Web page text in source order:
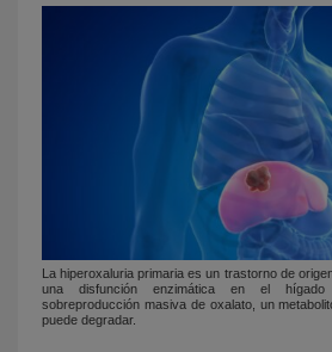
La hiperoxaluria primaria es un trastorno de
una disfunción enzimática en el hígado
sobreproducción masiva de oxalato, un
puede degradar.